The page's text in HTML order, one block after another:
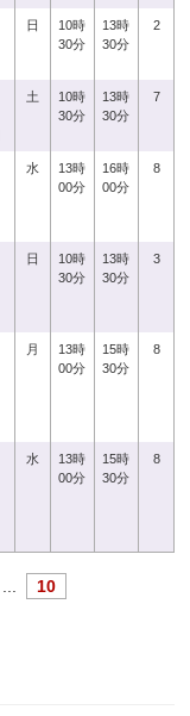
日
10時
30分
13時
30分
2
土
10時
30分
13時
30分
7
水
13時
00分
16時
00分
8
日
10時
30分
13時
30分
3
月
13時
00分
15時
30分
8
水
13時
00分
15時
30分
8
10